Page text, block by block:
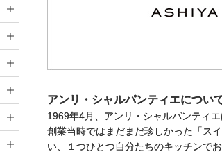
アンリ・シャルパンティエについ
1969年4月、アンリ・シャルパンティ
創業当時ではまだまだ珍しかった「ス
い、１つひとつ自分たちのキッチンで